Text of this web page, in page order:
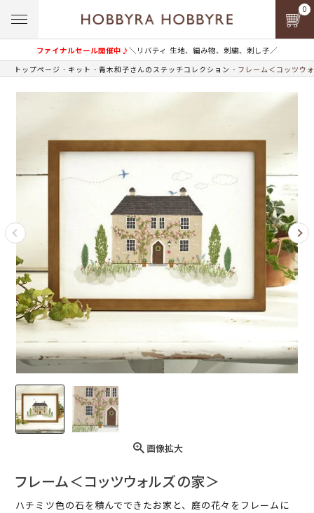
ファイナルセール開催中♪＼リバティ 生地、編み物、刺繍、刺し子／
0
トップページ キット 青木和子さんのステッチコレクション フレーム＜コッツウ
画像拡大
フレーム＜コッツウォルズの家＞
ハチミツ色の石を積んでできたお家と、庭の花々をフレームに